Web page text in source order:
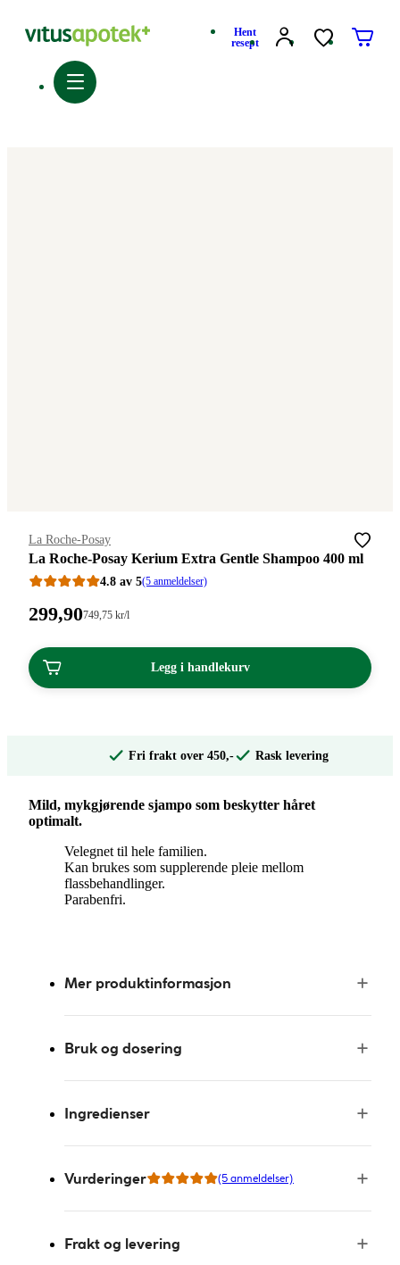
Hent
resept
Merke:
La Roche-Posay
La Roche-Posay Kerium Extra Gentle Shampoo 400 ml
4.8 av 5(5 anmeldelser)
Pris:
kroner.
299,90Stykkpris:
kroner.
749 ,75 kr/l
Legg i handlekurv
Fri frakt over 450,- Rask levering
Mild, mykgjørende sjampo som beskytter håret
optimalt.
Velegnet til hele familien.
Kan brukes som supplerende pleie mellom
flassbehandlinger.
Parabenfri.
Mer produktinformasjon
Bruk og dosering
Ingredienser
Vurderinger (5 anmeldelser)
Frakt og levering